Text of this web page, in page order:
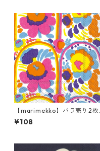
【marimekko】バラ売り2枚
カクテルサイズ ペーパーナプ
キン KARUSELLI ホワイト
¥108